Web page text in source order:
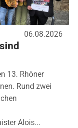
06.08.2026
13. Rhöner
Rund zwei
Alois...